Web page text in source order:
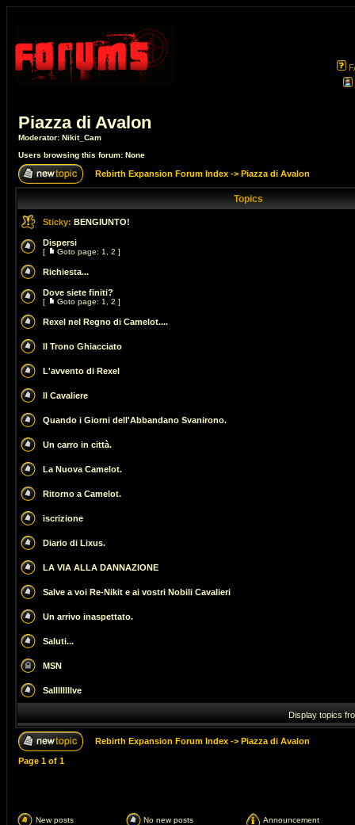
Piazza di Avalon
Moderator: Nikit_Cam
Users browsing this forum: None
Rebirth Expansion Forum Index -> Piazza di Avalon
Topics
Sticky: BENGIUNTO!
Dispersi
[ Goto page: 1 2 ]
Richiesta...
Dove siete finiti?
[ Goto page: 1 2 ]
Rexel nel Regno di Camelot....
Il Trono Ghiacciato
L'avvento di Rexel
Il Cavaliere
Quando i Giorni dell'Abbandano Svanirono.
Un carro in città.
La Nuova Camelot.
Ritorno a Camelot.
iscrizione
Diario di Lixus.
LA VIA ALLA DANNAZIONE
Salve a voi Re-Nikit e ai vostri Nobili Cavalieri
Un arrivo inaspettato.
Saluti...
MSN
Sallllllllve
Display topics
Rebirth Expansion Forum Index -> Piazza di Avalon
Page 1 of 1
New posts No new posts
Announcement